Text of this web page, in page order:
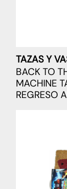
TAZAS Y
BACK TO
MACHINE
REGRESO